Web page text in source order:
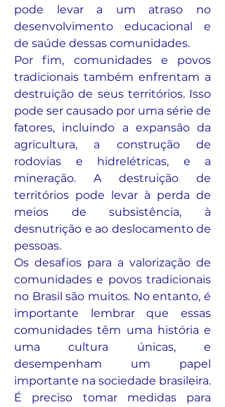
pode levar a um atraso no
desenvolvimento educacional e
de saúde dessas comunidades.
Por fim, comunidades e povos
tradicionais também enfrentam a
destruição de seus territórios. Isso
pode ser causado por uma série de
fatores, incluindo a expansão da
agricultura, a construção de
rodovias e hidrelétricas, e a
mineração. A destruição de
territórios pode levar à perda de
meios de subsistência, à
desnutrição e ao deslocamento de
pessoas.
Os desafios para a valorização de
comunidades e povos tradicionais
no Brasil são muitos. No entanto, é
importante lembrar que essas
comunidades têm uma história e
uma cultura únicas, e
desempenham um papel
importante na sociedade brasileira.
É preciso tomar medidas para